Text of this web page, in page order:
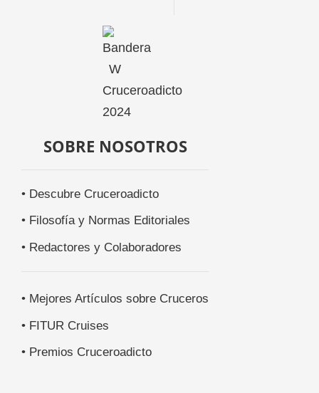
SOBRE NOSOTROS
• Descubre Cruceroadicto
• Filosofía y Normas Editoriales
• Redactores y Colaboradores
• Mejores Artículos sobre Cruceros
• FITUR Cruises
• Premios Cruceroadicto